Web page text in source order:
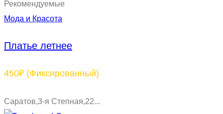
Рекомендуемые
Мода и Красота
Платье летнее
450₽ (Фиксированный)
Саратов,3-я Степная,22...